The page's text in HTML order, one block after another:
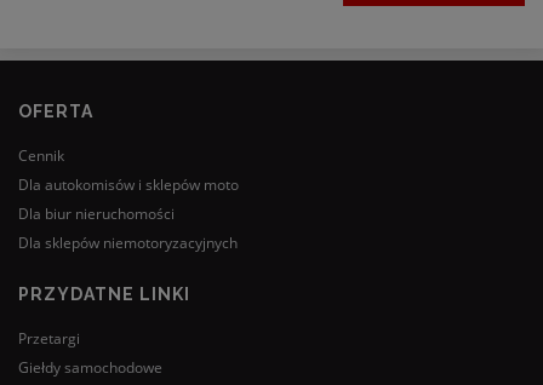
OFERTA
Cennik
Dla autokomisów i sklepów moto
Dla biur nieruchomości
Dla sklepów niemotoryzacyjnych
PRZYDATNE LINKI
Przetargi
Giełdy samochodowe